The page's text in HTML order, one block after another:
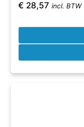
€ 28,57 incl. BTW